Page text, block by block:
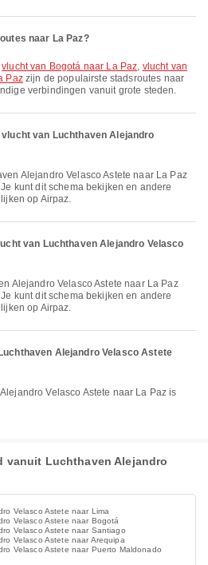
naar La Paz?
vlucht van Bogotá naar La Paz, vlucht van
Pazzijn de populairste stadsroutes naar
verbindingen vanuit grote steden.
van Luchthaven Alejandro
kunt dit schema bekijken en andere
op Airpaz.
van Luchthaven Alejandro Velasco
kunt dit schema bekijken en andere
op Airpaz.
Alejandro Velasco Astete
vanuit Luchthaven Alejandro
Velasco Astete naar Lima
Velasco Astete naar Bogotá
Velasco Astete naar Santiago
Velasco Astete naar Arequipa
Velasco Astete naar Puerto Maldonado